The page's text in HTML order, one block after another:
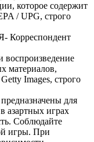
которое содержит
/ UPG, строго
Корреспондент
воспроизведение
материалов,
Images, строго
для
азартных играх
Соблюдайте
игры. При